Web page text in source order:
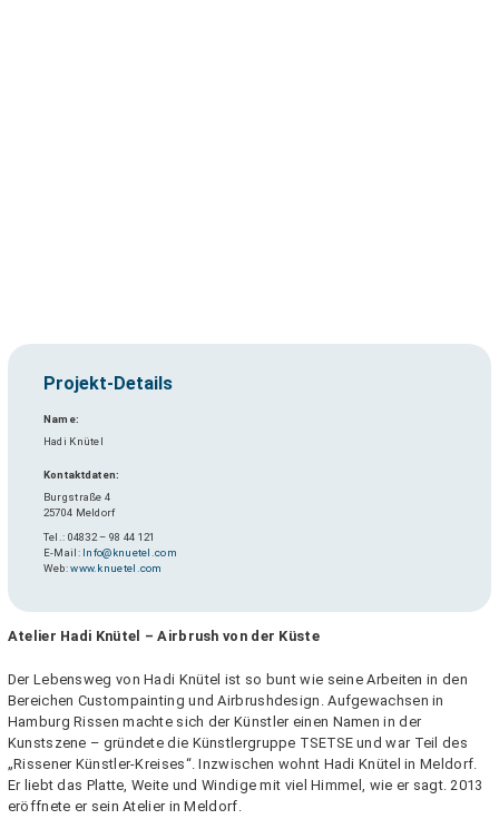
Projekt-Details
Name:
Hadi Knütel
Kontaktdaten:
Burgstraße 4
25704 Meldorf
Tel.: 04832 – 98 44 121
E-Mail: Info@knuetel.com
Web:www.knuetel.com
Atelier Hadi Knütel – Airbrush von der Küste
Der Lebensweg von Hadi Knütel ist so bunt wie seine Arbeiten in den
Bereichen Custompainting und Airbrushdesign. Aufgewachsen in
Hamburg Rissen machte sich der Künstler einen Namen in der
Kunstszene – gründete die Künstlergruppe TSETSE und war Teil des
„Rissener Künstler-Kreises“. Inzwischen wohnt Hadi Knütel in Meldorf.
Er liebt das Platte, Weite und Windige mit viel Himmel, wie er sagt. 2013
eröffnete er sein Atelier in Meldorf.